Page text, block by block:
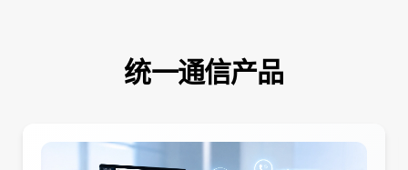
统一通信产品